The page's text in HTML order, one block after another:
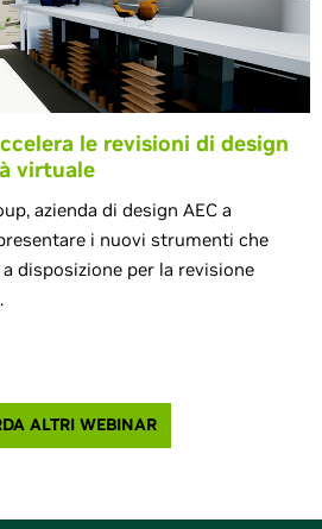
le revisioni di design
virtuale
azienda di design AEC a
i nuovi strumenti che
disposizione per la revisione
ALTRI WEBINAR